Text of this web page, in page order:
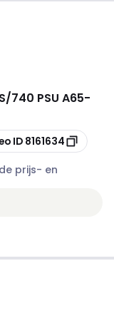
740 PSU A65-
ID 8161634
prijs- en